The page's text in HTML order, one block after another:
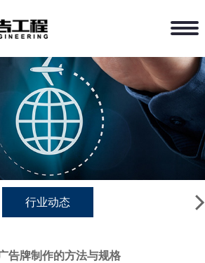
行业动态
告牌制作的方法与规格